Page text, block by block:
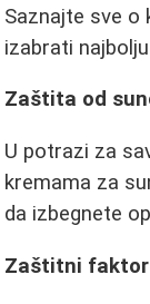
Saznajte sve o
izabrati
Zaštita od
U potrazi za
kremama za
da izbegnete
Zaštitni